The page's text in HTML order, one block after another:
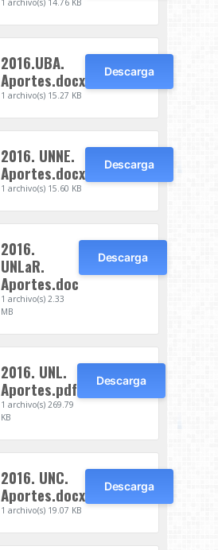
1 archivo(s) 14.76 KB
2016.UBA.
Aportes.docx
1 archivo(s) 15.27 KB
Descarga
2016. UNNE.
Aportes.docx
1 archivo(s) 15.60 KB
Descarga
2016.
UNLaR.
Aportes.doc
1 archivo(s) 2.33
MB
Descarga
2016. UNL.
Aportes.pdf
1 archivo(s) 269.79
KB
Descarga
2016. UNC.
Aportes.docx
1 archivo(s) 19.07 KB
Descarga